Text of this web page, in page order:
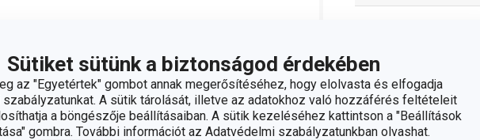
Sütiket sütünk a biztonságod érdekében
az "Egyetértek" gombot annak megerősítéséhez, hogy elolvasta és elfogadja
A sütik tárolását, illetve az adatokhoz való hozzáférés feltételeit
a böngészője beállításaiban. A sütik kezeléséhez kattintson a "Beállítások
gombra. További információt az Adatvédelmi szabályzatunkban olvashat.
műanyag, minőségi szilikon tömítés.
a fedőt ne mossuk mosogatógépben.
INDUKCIÓS MELEGÍTÉS
GÁZFŰTÉS